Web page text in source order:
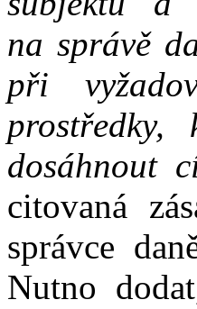
na správě
při
dosáhnout
citovaná z
správce
Nutno dodat